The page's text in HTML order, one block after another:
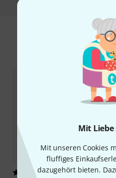
Mit
Mit unseren Cookies
fluffiges
dazugehört bieten.
Zubehör &
870